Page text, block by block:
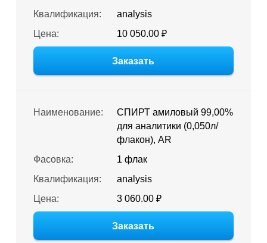
Квалификация:
analysis
Цена:
10 050.00 ₽
Заказать
Наименование:
СПИРТ амиловый 99,00%
для аналитики (0,050л/
флакон), AR
Фасовка:
1 флак
Квалификация:
analysis
Цена:
3 060.00 ₽
Заказать